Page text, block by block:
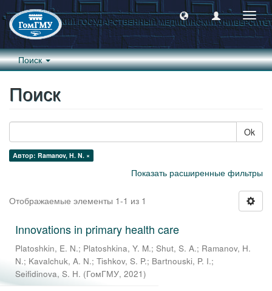
Поиск
Поиск
Ok
Автор: Ramanov, H. N. ×
Показать расширенные фильтры
Отображаемые элементы 1-1 из 1
Innovations in primary health care
Platoshkin, E. N.; Platoshkina, Y. M.; Shut, S. A.; Ramanov, H.
N.; Kavalchuk, A. N.; Tishkov, S. P.; Bartnouski, P. I.;
Seifidinova, S. H. (ГомГМУ, 2021)